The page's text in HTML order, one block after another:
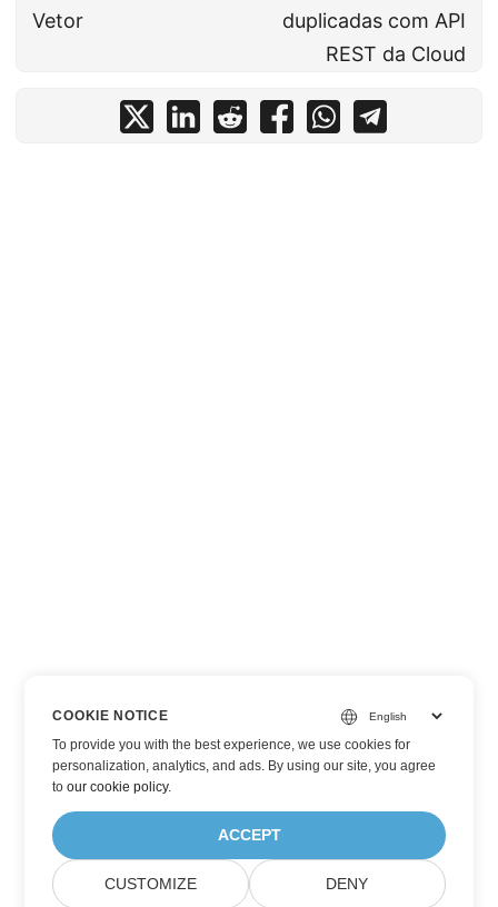
Vetor
duplicadas com API
REST da Cloud
COOKIE NOTICE
To provide you with the best experience, we use cookies for
personalization, analytics, and ads. By using our site, you agree
toour cookie policy.
ACCEPT
CUSTOMIZE DENY